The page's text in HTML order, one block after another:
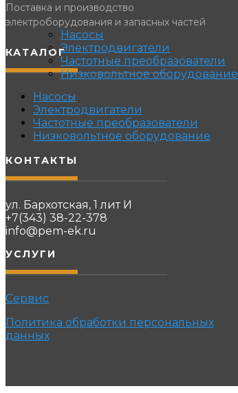
Насосы
Электродвигатели
Частотные преобразователи
Низковольтное оборудование
Поставка и производство
электроборудования и запасных частей
КАТАЛОГ
Насосы
Электродвигатели
Частотные преобразователи
Низковольтное оборудование
КОНТАКТЫ
ул. Бархотская, 1 лит И
+7(343) 38-22-378
info@pem-ek.ru
УСЛУГИ
Сервис
Политика обработки персональных
данных